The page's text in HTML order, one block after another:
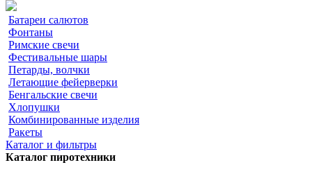
Батареи салютов
Фонтаны
Римские свечи
Фестивальные шары
Петарды, волчки
Летающие фейерверки
Бенгальские свечи
Хлопушки
Комбинированные изделия
Ракеты
Каталог и фильтры
Каталог пиротехники